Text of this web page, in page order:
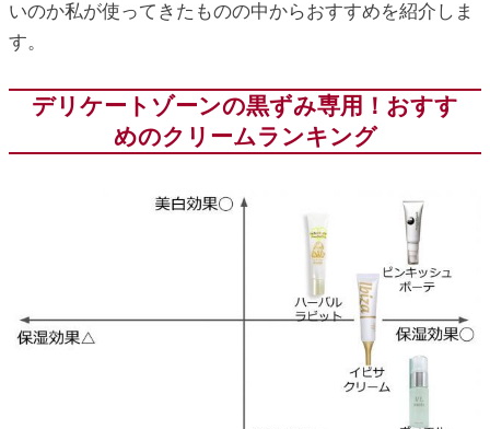
いのか私が使ってきたものの中からおすすめを紹介しま
す。
デリケートゾーンの黒ずみ専用！おすす
めのクリームランキング